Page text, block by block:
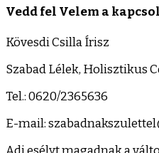
Vedd fel Velem a
Kövesdi Csilla Írisz
Szabad Lélek, Holisztikus
Tel.: 0620/2365636
E-mail: